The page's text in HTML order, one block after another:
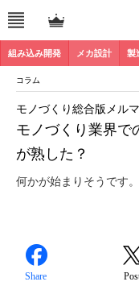
組み込み開発 メカ設計 製
コラム
モノづくり業界で
が熟した？
モノづくり総合版メル
何かが始まりそうです。
Share